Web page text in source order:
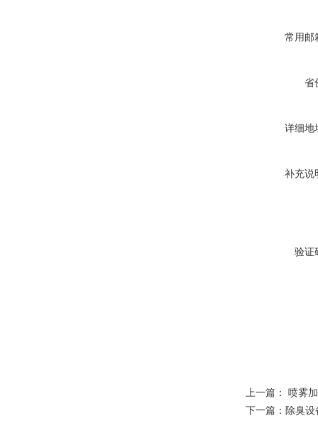
常用邮
省
详细地
补充说
验证
上一篇： 喷雾
下一篇： 除臭